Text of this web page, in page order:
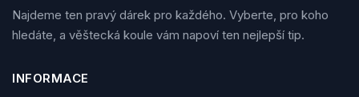
Najdeme ten pravý dárek pro každého. Vyberte, pro koho
hledáte, a věštecká koule vám napoví ten nejlepší tip.
INFORMACE